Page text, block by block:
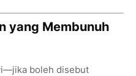
yang Membunuh
boleh disebut